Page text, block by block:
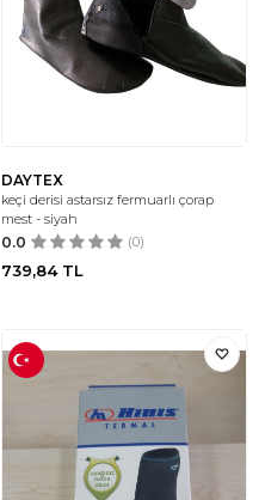
DAYTEX
keçi derisi astarsız fermuarlı çorap
mest - siyah
0.0 (0)
739,84TL